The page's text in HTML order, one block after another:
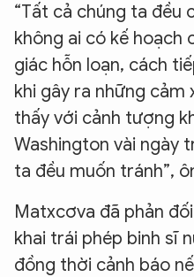
“Tất cả chúng ta đều
không ai có kế hoạch
giác hỗn loạn, cách
khi gây ra những cảm
thấy với cảnh tượng
Washington vài ngày
ta đều muốn tránh”,
Matxcơva đã phản
khai trái phép binh sĩ
đồng thời cảnh báo